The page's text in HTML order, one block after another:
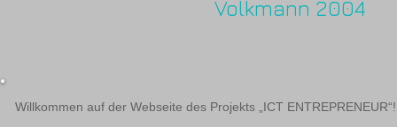
Volkmann 2004
Willkommen auf der Webseite des Projekts „ICT ENTREPRENEUR“!